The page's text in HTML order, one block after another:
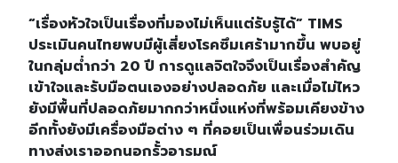
“เรื่องหัวใจเป็นเรื่องที่มองไม่เห็นแต่รับรู้ได้” TIMS
ประเมินคนไทยพบมีผู้เสี่ยงโรคซึมเศร้ามากขึ้น พบอยู่
ในกลุ่มต่ำกว่า 20 ปี การดูแลจิตใจจึงเป็นเรื่องสำคัญ
เข้าใจและรับมือตนเองอย่างปลอดภัย และเมื่อไม่ไหว
ยังมีพื้นที่ปลอดภัยมากกว่าหนึ่งแห่งที่พร้อมเคียงข้าง
อีกทั้งยังมีเครื่องมือต่าง ๆ ที่คอยเป็นเพื่อนร่วมเดิน
ทางส่งเราออกนอกรั้วอารมณ์